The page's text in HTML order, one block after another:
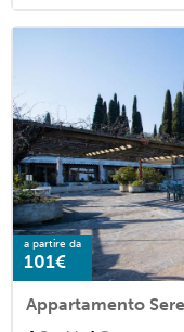
a partire da
101€
Appartamento